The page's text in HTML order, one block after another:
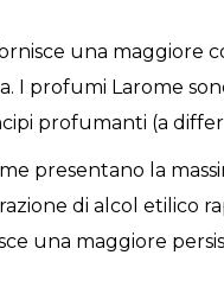
una maggiore
I profumi Larome
profumanti (a
presentano la
di alcol etilico
una maggiore